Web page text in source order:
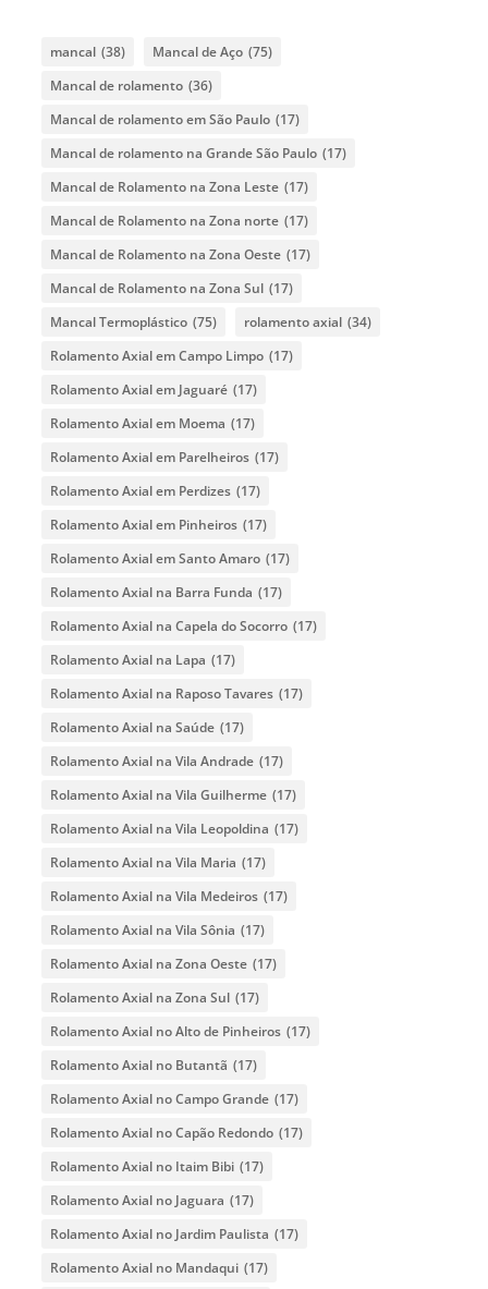
mancal (38) Mancal de Aço (75)
Mancal de rolamento (36)
Mancal de rolamento em São Paulo (17)
Mancal de rolamento na Grande São Paulo (17)
Mancal de Rolamento na Zona Leste (17)
Mancal de Rolamento na Zona norte (17)
Mancal de Rolamento na Zona Oeste (17)
Mancal de Rolamento na Zona Sul (17)
Mancal Termoplástico (75) rolamento axial (34)
Rolamento Axial em Campo Limpo (17)
Rolamento Axial em Jaguaré (17)
Rolamento Axial em Moema (17)
Rolamento Axial em Parelheiros (17)
Rolamento Axial em Perdizes (17)
Rolamento Axial em Pinheiros (17)
Rolamento Axial em Santo Amaro (17)
Rolamento Axial na Barra Funda (17)
Rolamento Axial na Capela do Socorro (17)
Rolamento Axial na Lapa (17)
Rolamento Axial na Raposo Tavares (17)
Rolamento Axial na Saúde (17)
Rolamento Axial na Vila Andrade (17)
Rolamento Axial na Vila Guilherme (17)
Rolamento Axial na Vila Leopoldina (17)
Rolamento Axial na Vila Maria (17)
Rolamento Axial na Vila Medeiros (17)
Rolamento Axial na Vila Sônia (17)
Rolamento Axial na Zona Oeste (17)
Rolamento Axial na Zona Sul (17)
Rolamento Axial no Alto de Pinheiros (17)
Rolamento Axial no Butantã (17)
Rolamento Axial no Campo Grande (17)
Rolamento Axial no Capão Redondo (17)
Rolamento Axial no Itaim Bibi (17)
Rolamento Axial no Jaguara (17)
Rolamento Axial no Jardim Paulista (17)
Rolamento Axial no Mandaqui (17)